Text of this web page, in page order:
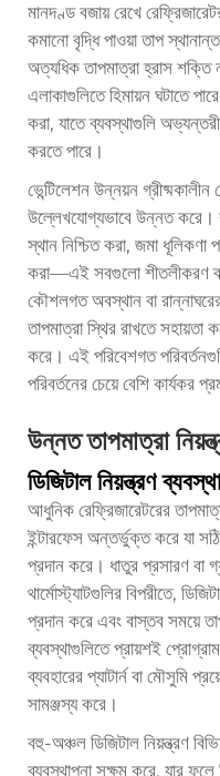
মানদণ্ড বজায় রেখে
কমানো বৃদ্ধি পাওয়া তাপ
অত্যধিক তাপমাত্রা হ্রাস শক্তি
এলাকাগুলিতে হিমায়ন ঘটাতে
করা, যাতে ব্যবস্থাগুলি
করতে পারে।
ভেন্টিলেশন উন্নয়ন গ্রীষ্মকালীন
উল্লেখযোগ্যভাবে উন্নত করে।
স্থান নিশ্চিত করা, জমা ধূলিকণা
করা—এই সবগুলো শীতলীকরণ
কৌশলগত অবস্থান বা
তাপমাত্রা স্থির রাখতে সহায়তা
করে। এই পরিবেশগত
পরিবর্তনের চেয়ে বেশি কার্যকর
উন্নত তাপমাত্রা
ডিজিটাল নিয়ন্ত্রণ
আধুনিক রেফ্রিজারেটরের
ইন্টারফেস অন্তর্ভুক্ত করে যা
প্রদান করে। ধাতুর প্রসারণ বা
থার্মোস্ট্যাটগুলির বিপরীতে,
প্রদান করে এবং বাস্তব সময়ে
ব্যবস্থাগুলিতে প্রায়শই
ব্যবহারের প্যাটার্ন বা মৌসুমি
সামঞ্জস্য করে।
বহু-অঞ্চল ডিজিটাল নিয়ন্ত্রণ
ব্যবস্থাপনা সক্ষম করে, যার